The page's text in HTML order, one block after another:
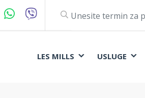
LES MILLS USLUGE